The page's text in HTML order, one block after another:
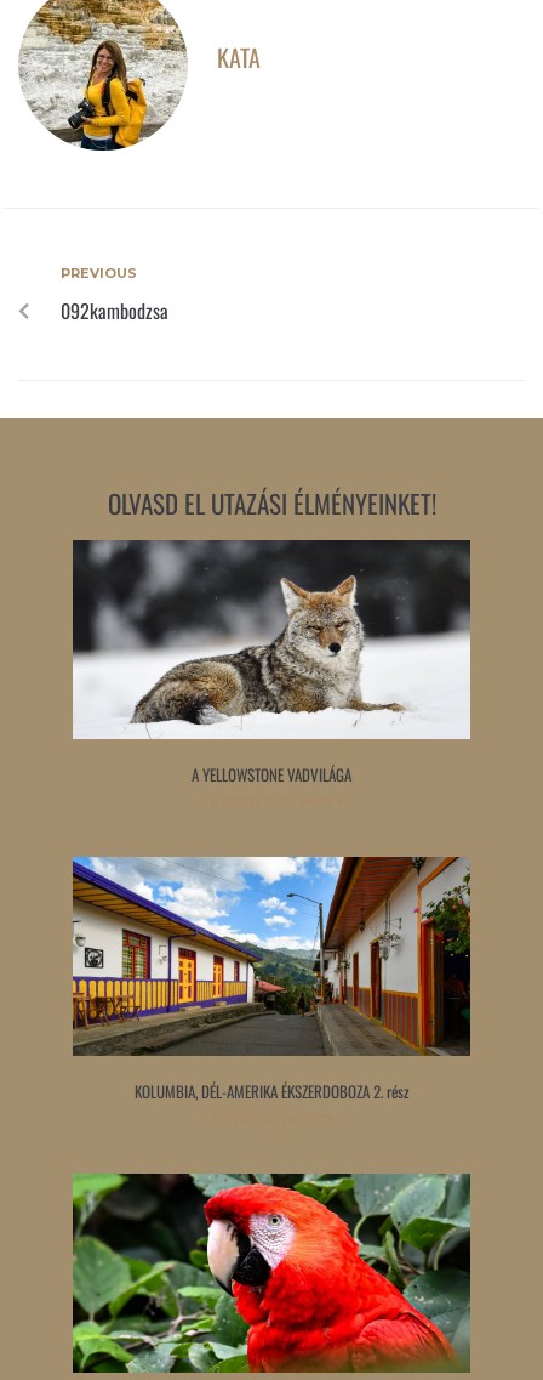
KATA
PREVIOUS
092kambodzsa
OLVASD EL UTAZÁSI ÉLMÉNYEINKET!
A YELLOWSTONE VADVILÁGA
KOLUMBIA, DÉL-AMERIKA ÉKSZERDOBOZA 2. rész